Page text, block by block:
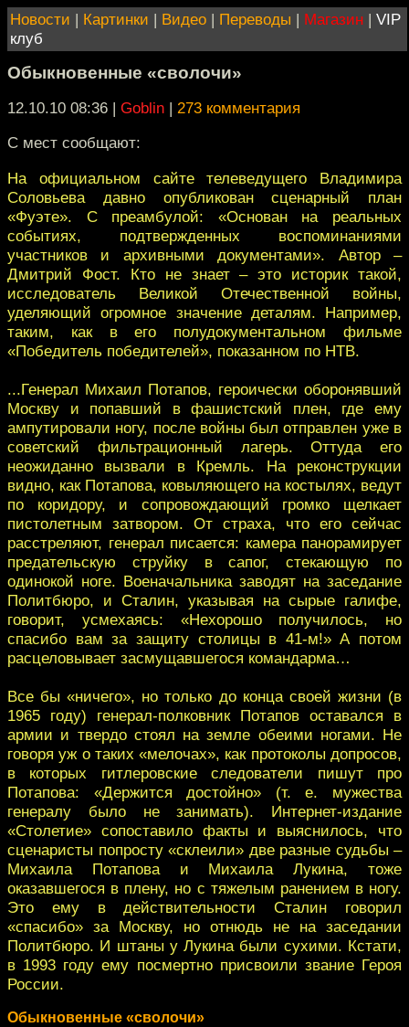
Новости | Картинки | Видео | Переводы | Магазин | VIP
клуб
Обыкновенные «сволочи»
12.10.10 08:36 | Goblin | 273 комментария
C мест сообщают:
На официальном сайте телеведущего Владимира
Соловьева давно опубликован сценарный план
«Фуэте». С преамбулой: «Основан на реальных
событиях, подтвержденных воспоминаниями
участников и архивными документами». Автор –
Дмитрий Фост. Кто не знает – это историк такой,
исследователь Великой Отечественной войны,
уделяющий огромное значение деталям. Например,
таким, как в его полудокументальном фильме
«Победитель победителей», показанном по НТВ.
...Генерал Михаил Потапов, героически оборонявший
Москву и попавший в фашистский плен, где ему
ампутировали ногу, после войны был отправлен уже в
советский фильтрационный лагерь. Оттуда его
неожиданно вызвали в Кремль. На реконструкции
видно, как Потапова, ковыляющего на костылях, ведут
по коридору, и сопровождающий громко щелкает
пистолетным затвором. От страха, что его сейчас
расстреляют, генерал писается: камера панорамирует
предательскую струйку в сапог, стекающую по
одинокой ноге. Военачальника заводят на заседание
Политбюро, и Сталин, указывая на сырые галифе,
говорит, усмехаясь: «Нехорошо получилось, но
спасибо вам за защиту столицы в 41-м!» А потом
расцеловывает засмущавшегося командарма…
Все бы «ничего», но только до конца своей жизни (в
1965 году) генерал-полковник Потапов оставался в
армии и твердо стоял на земле обеими ногами. Не
говоря уж о таких «мелочах», как протоколы допросов,
в которых гитлеровские следователи пишут про
Потапова: «Держится достойно» (т. е. мужества
генералу было не занимать). Интернет-издание
«Столетие» сопоставило факты и выяснилось, что
сценаристы попросту «склеили» две разные судьбы –
Михаила Потапова и Михаила Лукина, тоже
оказавшегося в плену, но с тяжелым ранением в ногу.
Это ему в действительности Сталин говорил
«спасибо» за Москву, но отнюдь не на заседании
Политбюро. И штаны у Лукина были сухими. Кстати,
в 1993 году ему посмертно присвоили звание Героя
России.
Обыкновенные «сволочи»